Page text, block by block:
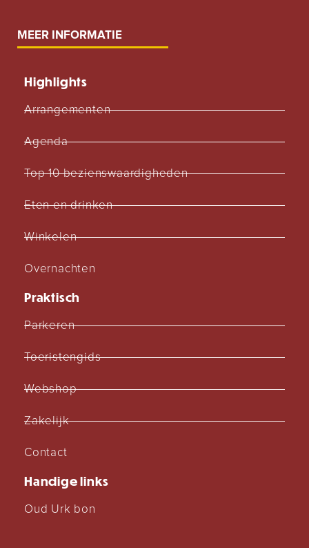
MEER INFORMATIE
Highlights
Arrangementen
Agenda
Top 10 bezienswaardigheden
Eten en drinken
Winkelen
Overnachten
Praktisch
Parkeren
Toeristengids
Webshop
Zakelijk
Contact
Handige links
Oud Urk bon